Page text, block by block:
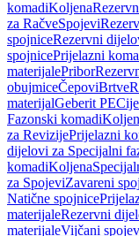
komadiKoljena
za RačveSpojevi
spojniceRezervni
spojnicePrijelazni
materijalePribor
obujmiceČepoviBrtve
materijalGeberit PE
Fazonski komadi
za RevizijePrijelazni
dijelovi za Specijalni
komadiKoljena
za SpojeviZavareni
Natične spojnice
materijaleRezervni
materijaleVijčani